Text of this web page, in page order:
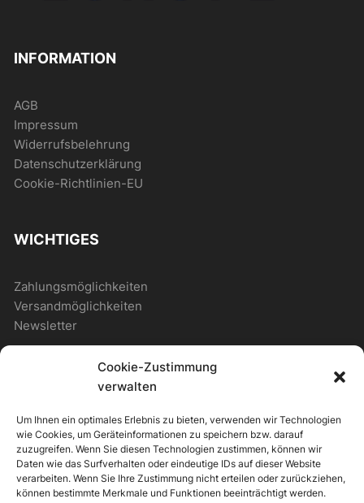
Cookie-Zustimmung
verwalten
Um Ihnen ein optimales Erlebnis zu bieten, verwenden wir Technologien
wie Cookies, um Geräteinformationen zu speichern bzw. darauf
zuzugreifen. Wenn Sie diesen Technologien zustimmen, können wir
Daten wie das Surfverhalten oder eindeutige IDs auf dieser Website
verarbeiten. Wenn Sie Ihre Zustimmung nicht erteilen oder zurückziehen,
können bestimmte Merkmale und Funktionen beeinträchtigt werden.
INFORMATION
AGB
Impressum
Widerrufsbelehrung
Datenschutzerklärung
Cookie-Richtlinien-EU
WICHTIGES
Zahlungsmöglichkeiten
Versandmöglichkeiten
Newsletter
Photostore
Photostore – Musterseite
Musterseite mit Shop